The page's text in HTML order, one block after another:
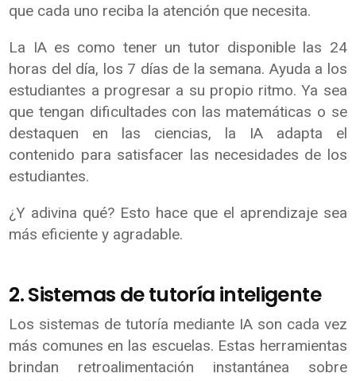
que cada uno reciba la atención que necesita.
La IA es como tener un tutor disponible las 24
horas del día, los 7 días de la semana. Ayuda a los
estudiantes a progresar a su propio ritmo. Ya sea
que tengan dificultades con las matemáticas o se
destaquen en las ciencias, la IA adapta el
contenido para satisfacer las necesidades de los
estudiantes.
¿Y adivina qué? Esto hace que el aprendizaje sea
más eficiente y agradable.
2. Sistemas de tutoría inteligente
Los sistemas de tutoría mediante IA son cada vez
más comunes en las escuelas. Estas herramientas
brindan retroalimentación instantánea sobre